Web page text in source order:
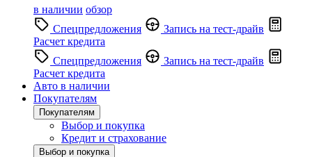
в наличии обзор
Спецпредложения
Запись на тест-драйв
Расчет кредита
Спецпредложения
Запись на тест-драйв
Расчет кредита
Авто в наличии
Покупателям
Покупателям
Выбор и покупка
Кредит и страхование
Выбор и покупка